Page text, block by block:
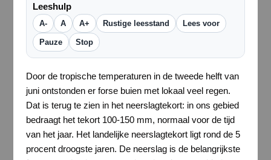
Leeshulp
A- A A+ Rustige leesstand Lees voor
Pauze Stop
Door de tropische temperaturen in de tweede helft van
juni ontstonden er forse buien met lokaal veel regen.
Dat is terug te zien in het neerslagtekort: in ons gebied
bedraagt het tekort 100-150 mm, normaal voor de tijd
van het jaar. Het landelijke neerslagtekort ligt rond de 5
procent droogste jaren. De neerslag is de belangrijkste